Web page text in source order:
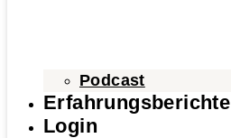
Podcast
Erfahrungsberichte
Login